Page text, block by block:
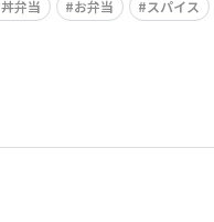
弁当 お弁当 スパイス